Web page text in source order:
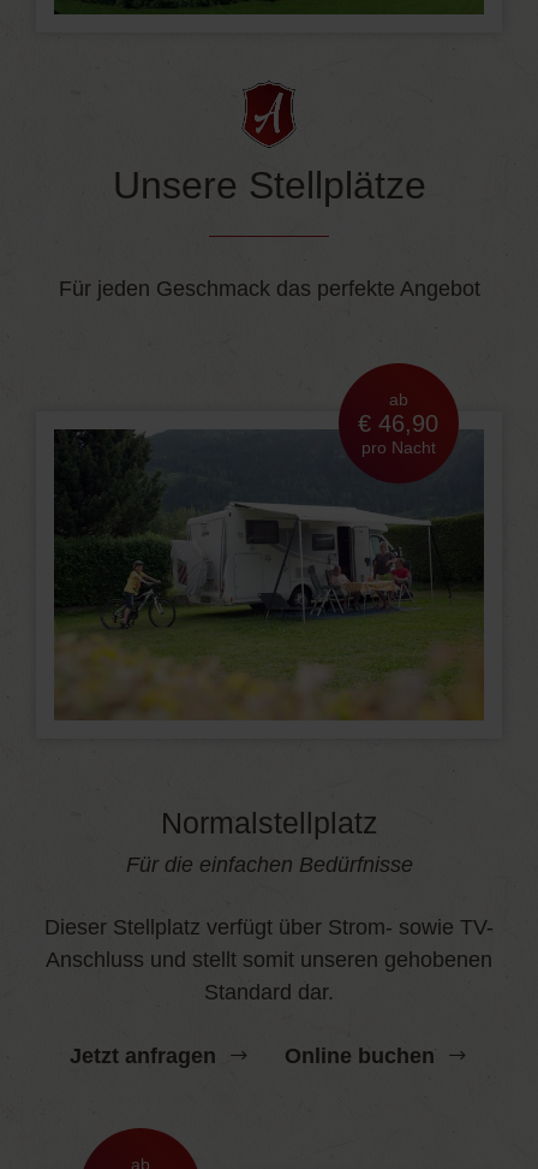
Unsere Stellplätze
Für jeden Geschmack das perfekte Angebot
Normalstellplatz
Für die einfachen Bedürfnisse
Dieser Stellplatz verfügt über Strom- sowie TV-
Anschluss und stellt somit unseren gehobenen
Standard dar.
Jetzt anfragen Online buchen
ab
€ 46,90
pro Nacht
ab